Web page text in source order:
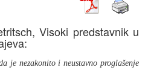
Visoki predstavnik u
je nezakonito i neustavno proglašenje